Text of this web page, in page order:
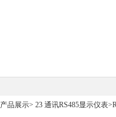
产品展示> 23 通讯RS485显示仪表>